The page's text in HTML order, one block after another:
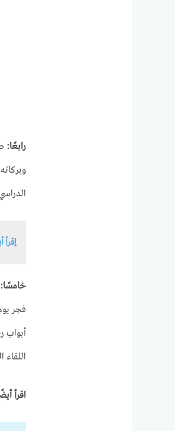
رابعًا:
إقرأ
خامسًا:
فجر
أبواب
اقرأ